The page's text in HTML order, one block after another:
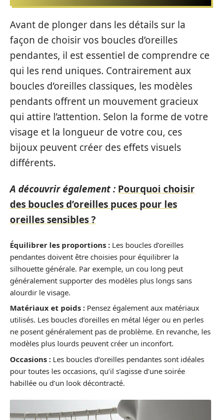
Avant de plonger dans les détails sur la
façon de choisir vos boucles d’oreilles
pendantes, il est essentiel de comprendre ce
qui les rend uniques. Contrairement aux
boucles d’oreilles classiques, les modèles
pendants offrent un mouvement gracieux
qui attire l’attention. Selon la forme de votre
visage et la longueur de votre cou, ces
bijoux peuvent créer des effets visuels
différents.
A découvrir également : Pourquoi choisir
des boucles d’oreilles puces pour les
oreilles sensibles ?
Équilibrer les proportions : Les boucles d’oreilles
pendantes doivent être choisies pour équilibrer la
silhouette générale. Par exemple, un cou long peut
généralement supporter des modèles plus longs sans
alourdir le visage.
Matériaux et poids : Pensez également aux matériaux
utilisés. Les boucles d’oreilles en métal léger ou en perles
ne posent généralement pas de problème. En revanche, les
modèles plus lourds peuvent créer un inconfort.
Occasions : Les boucles d’oreilles pendantes sont idéales
pour toutes les occasions, qu’il s’agisse d’une soirée
habillée ou d’un look décontracté.